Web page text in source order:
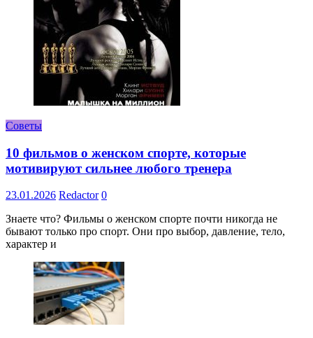
Советы
10 фильмов о женском спорте, которые
мотивируют сильнее любого тренера
23.01.2026 Redactor 0
Знаете что? Фильмы о женском спорте почти никогда не
бывают только про спорт. Они про выбор, давление, тело,
характер и